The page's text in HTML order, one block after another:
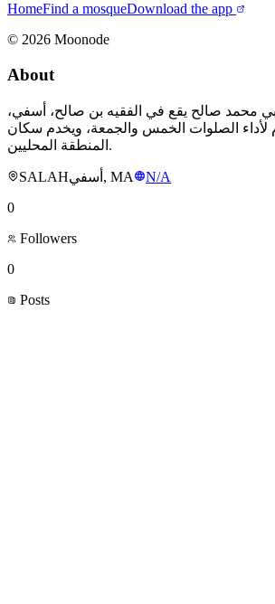
HomeFind a mosqueDownload the app
© 2026 Moonode
About
محمد صالح يقع في الفقيه بن صالح، أسفي،
لأداء الصلوات الخمس والجمعة، ويخدم سكان
المنطقة المحليين.
SALAHأسفي, MA
N/A
0
Followers
0
Posts